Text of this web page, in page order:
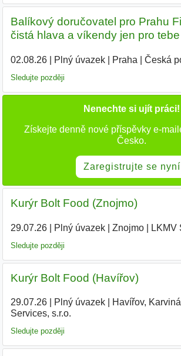
Balíkový doručovatel pro Prahu
čistá hlava a víkendy jen pro tebe
02.08.26| Plný úvazek| Praha Česká
Sledujte později
Nenechte si ujít práci!
Získejte denně nové příspěvky e-
Česko.
Zaregistrujte se nyní
Kurýr Bolt Food (Znojmo)
29.07.26| Plný úvazek| Znojmo| LKMV
Sledujte později
Kurýr Bolt Food (Havířov)
29.07.26| Plný úvazek| Havířov, Karviná
Services, s.r.o.
Sledujte později